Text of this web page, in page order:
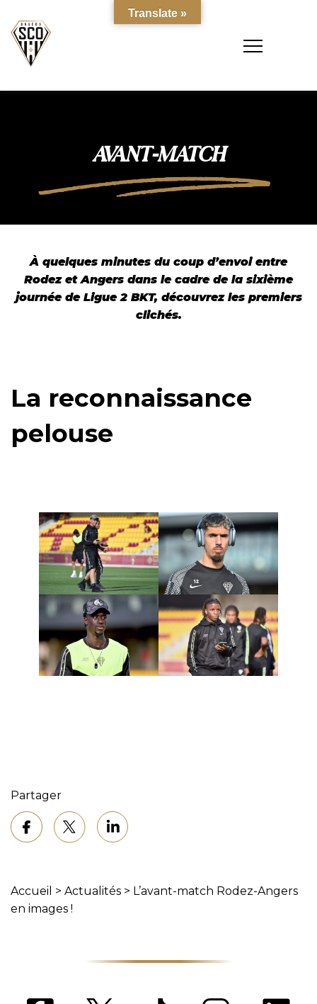
AVANT-MATCH
À quelques minutes du coup d’envoi entre
Rodez et Angers dans le cadre de la sixième
journée de Ligue 2 BKT, découvrez les premiers
clichés.
La reconnaissance
pelouse
Partager
Accueil > Actualités > L’avant-match Rodez-Angers
en images !
Translate »